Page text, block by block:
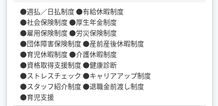
●週払／日払制度 ●有給休暇制度
●社会保険制度 ●厚生年金制度
●雇用保険制度 ●労災保険制度
●団体障害保険制度 ●産前産後休暇制度
●育児休暇制度 ●介護休暇制度
●資格取得支援制度 ●健康診断
●ストレスチェック ●キャリアアップ制度
●スタッフ紹介制度 ●退職金前渡し制度
●育児支援